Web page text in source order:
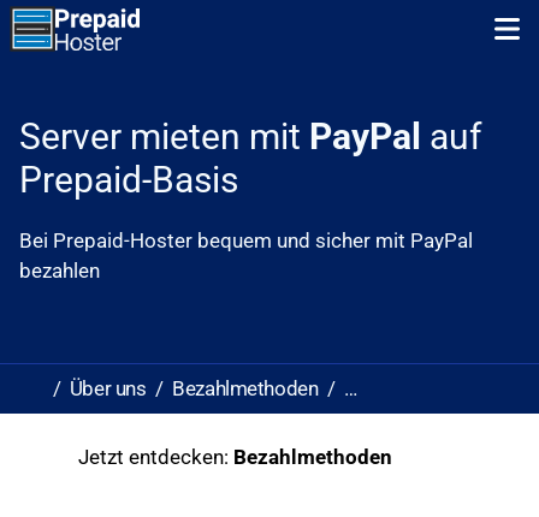
Zum Inhalt springen Zum ersten Navigationslink springen
Server mieten mit PayPal auf
Prepaid-Basis
Bei Prepaid-Hoster bequem und sicher mit PayPal
bezahlen
Über uns Bezahlmethoden Mit PayPal auf
Jetzt entdecken: Bezahlmethoden